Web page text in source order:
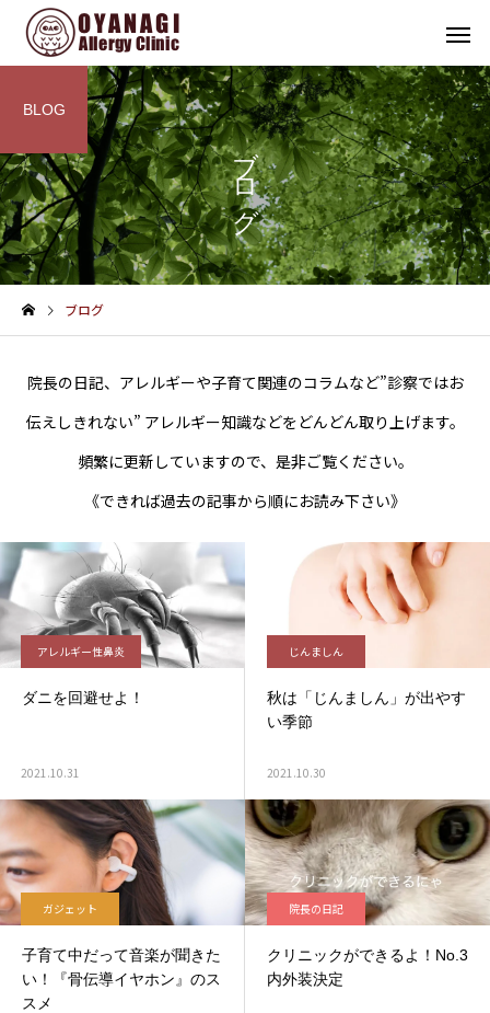
その他
子宮頸がん予防接種（HPV
インフォメーション
4周年！
ブログ
BLOG
ブログ
院長の日記、アレルギーや子育て関連のコラムなど”診察ではお
伝えしきれない” アレルギー知識などをどんどん取り上げます。
頻繁に更新していますので、是非ご覧ください。
《できれば過去の記事から順にお読み下さい》
アレルギー性鼻炎
ダニを回避せよ！
2021.10.31
じんましん
秋は「じんましん」が出やす
い季節
2021.10.30
ガジェット
子育て中だって音楽が聞きた
い！『骨伝導イヤホン』のス
スメ
院長の日記
クリニックができるよ！No.3
内外装決定